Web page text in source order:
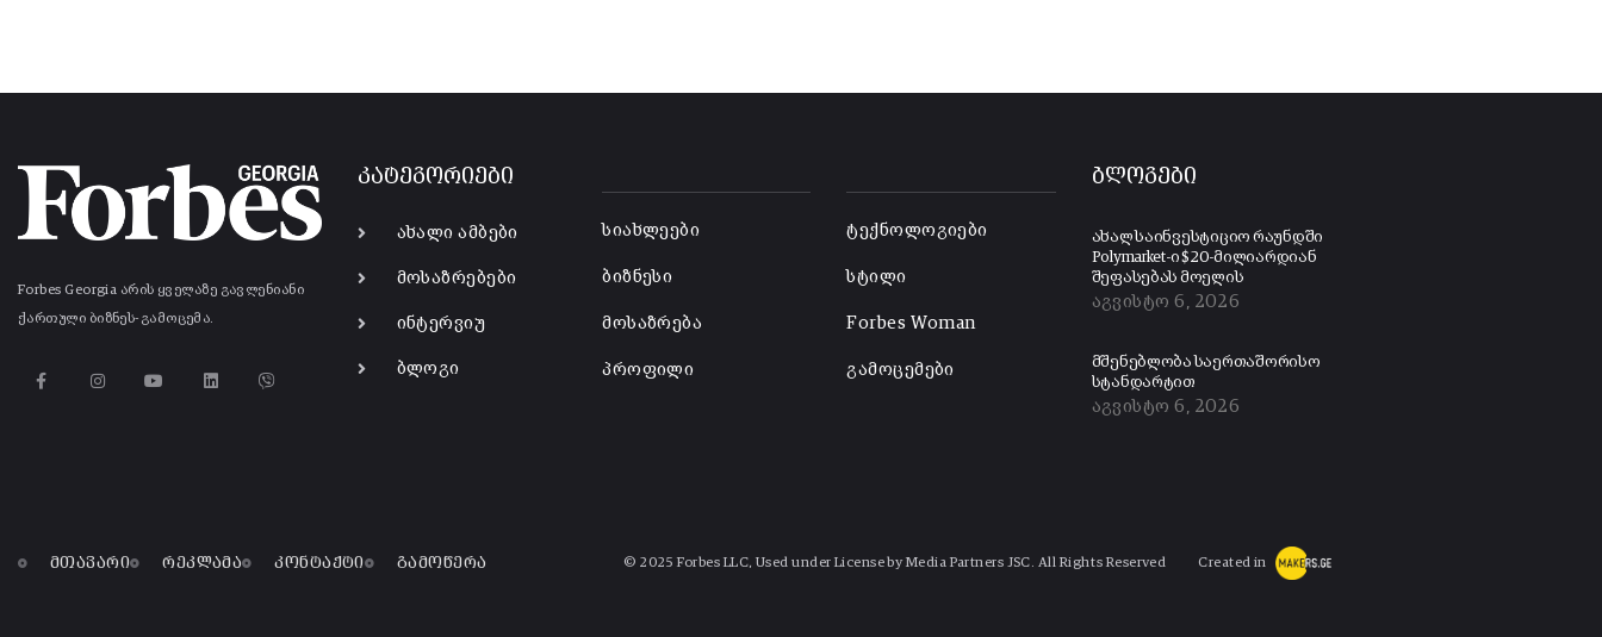
Forbes Georgia არის ყველაზე გავლენიანი
ქართული ბიზნეს-გამოცემა.
კატეგორიები
ახალი ამბები
მოსაზრებები
ინტერვიუ
ბლოგი
სიახლეები
ბიზნესი
მოსაზრება
პროფილი
ტექნოლოგიები
სტილი
Forbes Woman
გამოცემები
ბლოგები
ახალ საინვესტიციო რაუნდში
Polymarket-ი $20-მილიარდიან
შეფასებას მოელის
აგვისტო 6, 2026
მშენებლობა საერთაშორისო
სტანდარტით
აგვისტო 6, 2026
მთავარი რეკლამა კონტაქტი გამოწერა © 2025 Forbes LLC, Used under License by Media Partners JSC. All Rights Reserved Created in